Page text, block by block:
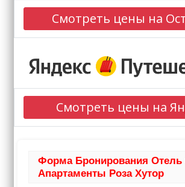
Смотреть цены на
Смотреть цены на